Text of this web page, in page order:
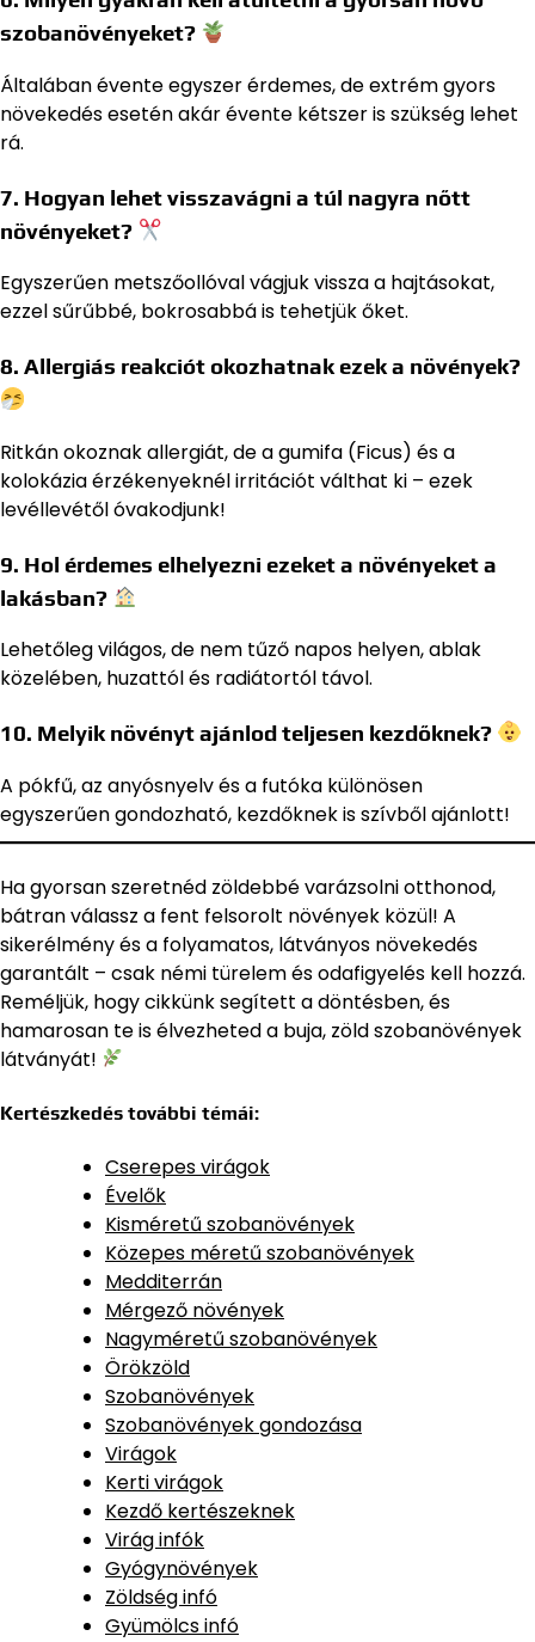
szobanövényeket?
Általában évente egyszer érdemes, de extrém gyors
növekedés esetén akár évente kétszer is szükség lehet
rá.
7. Hogyan lehet visszavágni a túl nagyra nőtt
növényeket?
Egyszerűen metszőollóval vágjuk vissza a hajtásokat,
ezzel sűrűbbé, bokrosabbá is tehetjük őket.
8. Allergiás reakciót okozhatnak ezek a növények?
Ritkán okoznak allergiát, de a gumifa (Ficus) és a
kolokázia érzékenyeknél irritációt válthat ki – ezek
levéllevétől óvakodjunk!
9. Hol érdemes elhelyezni ezeket a növényeket a
lakásban?
Lehetőleg világos, de nem tűző napos helyen, ablak
közelében, huzattól és radiátortól távol.
10. Melyik növényt ajánlod teljesen kezdőknek?
A pókfű, az anyósnyelv és a futóka különösen
egyszerűen gondozható, kezdőknek is szívből ajánlott!
Ha gyorsan szeretnéd zöldebbé varázsolni otthonod,
bátran válassz a fent felsorolt növények közül! A
sikerélmény és a folyamatos, látványos növekedés
garantált – csak némi türelem és odafigyelés kell hozzá.
Reméljük, hogy cikkünk segített a döntésben, és
hamarosan te is élvezheted a buja, zöld szobanövények
látványát!
Kertészkedés további témái:
Cserepes virágok
Évelők
Kisméretű szobanövények
Közepes méretű szobanövények
Medditerrán
Mérgező növények
Nagyméretű szobanövények
Örökzöld
Szobanövények
Szobanövények gondozása
Virágok
Kerti virágok
Kezdő kertészeknek
Virág infók
Gyógynövények
Zöldség infó
Gyümölcs infó